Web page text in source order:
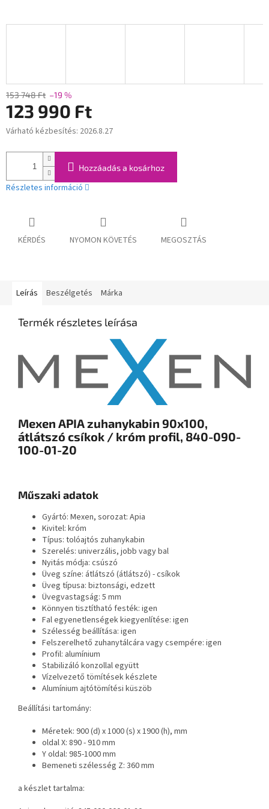
153 748 Ft –19 %
123 990 Ft
Egységár:
Várható kézbesítés: 2026.8.27
Hozzáadás a kosárhoz
Részletes információ
KÉRDÉS NYOMON KÖVETÉS MEGOSZTÁS
Leírás Beszélgetés Márka
Termék részletes leírása
Mexen APIA zuhanykabin 90x100,
átlátszó csíkok / króm profil, 840-090-
100-01-20
Műszaki adatok
Gyártó: Mexen, sorozat: Apia
Kivitel: króm
Típus: tolóajtós zuhanykabin
Szerelés: univerzális, jobb vagy bal
Nyitás módja: csúszó
Üveg színe: átlátszó (átlátszó) - csíkok
Üveg típusa: biztonsági, edzett
Üvegvastagság: 5 mm
Könnyen tisztítható festék: igen
Fal egyenetlenségek kiegyenlítése: igen
Szélesség beállítása: igen
Felszerelhető zuhanytálcára vagy csempére: igen
Profil: alumínium
Stabilizáló konzollal együtt
Vízelvezető tömítések készlete
Alumínium ajtótömítési küszöb
Beállítási tartomány:
Méretek: 900 (d) x 1000 (s) x 1900 (h), mm
oldal X: 890 - 910 mm
Y oldal: 985-1000 mm
Bemeneti szélesség Z: 360 mm
a készlet tartalma: